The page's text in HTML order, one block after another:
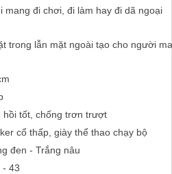
mang đi chơi, đi làm hay đi dã ngoại
trong lẫn mặt ngoài tạo cho người
tốt, chống trơn trượt
cổ thấp, giày thể thao chạy bộ
đen - Trắng nâu
- 43